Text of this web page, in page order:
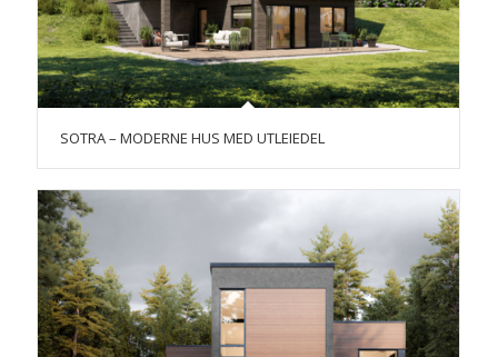
SOTRA – MODERNE HUS MED UTLEIEDEL